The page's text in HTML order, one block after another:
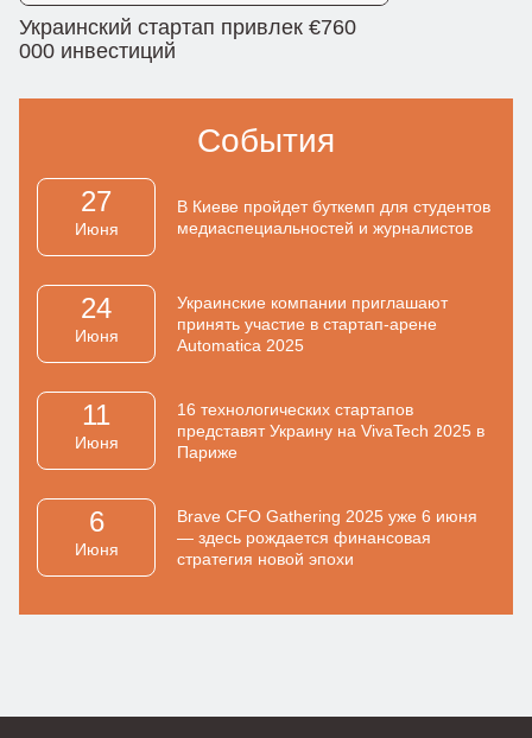
Украинский стартап привлек €760
000 инвестиций
События
27
Июня
В Киеве пройдет буткемп для студентов
медиаспециальностей и журналистов
24
Июня
Украинские компании приглашают
принять участие в стартап-арене
Automatica 2025
11
Июня
16 технологических стартапов
представят Украину на VivaTech 2025 в
Париже
6
Июня
Brave CFO Gathering 2025 уже 6 июня
— здесь рождается финансовая
стратегия новой эпохи